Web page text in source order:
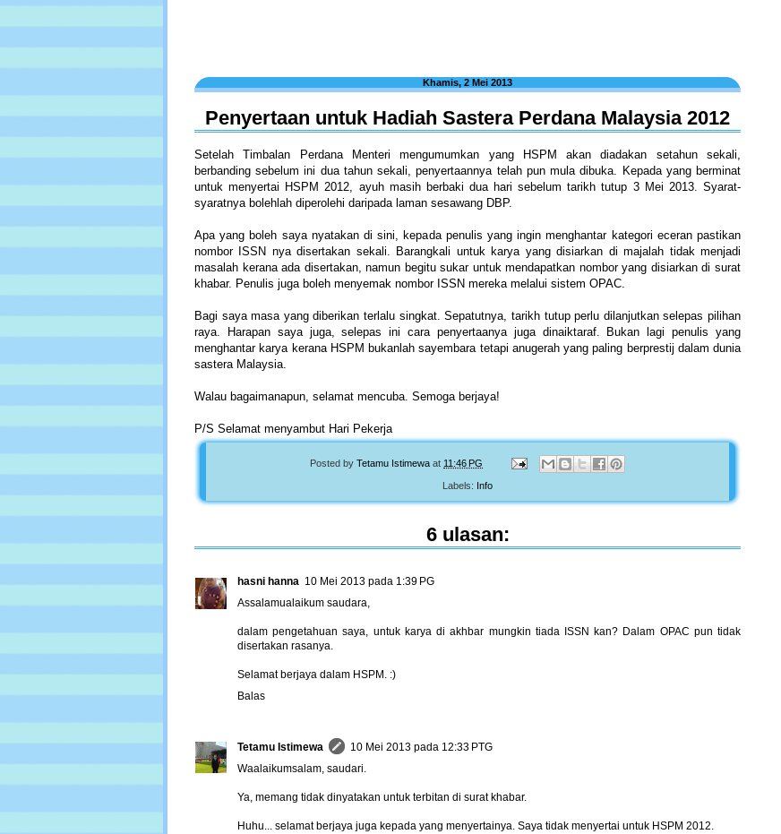
Khamis, 2 Mei 2013
Penyertaan untuk Hadiah Sastera Perdana Malaysia 2012
Setelah Timbalan Perdana Menteri mengumumkan yang HSPM akan diadakan setahun sekali,
berbanding sebelum ini dua tahun sekali, penyertaannya telah pun mula dibuka. Kepada yang berminat
untuk menyertai HSPM 2012, ayuh masih berbaki dua hari sebelum tarikh tutup 3 Mei 2013. Syarat-
syaratnya bolehlah diperolehi daripada laman sesawang DBP.
Apa yang boleh saya nyatakan di sini, kepada penulis yang ingin menghantar kategori eceran pastikan
nombor ISSN nya disertakan sekali. Barangkali untuk karya yang disiarkan di majalah tidak menjadi
masalah kerana ada disertakan, namun begitu sukar untuk mendapatkan nombor yang disiarkan di surat
khabar. Penulis juga boleh menyemak nombor ISSN mereka melalui sistem OPAC.
Bagi saya masa yang diberikan terlalu singkat. Sepatutnya, tarikh tutup perlu dilanjutkan selepas pilihan
raya. Harapan saya juga, selepas ini cara penyertaanya juga dinaiktaraf. Bukan lagi penulis yang
menghantar karya kerana HSPM bukanlah sayembara tetapi anugerah yang paling berprestij dalam dunia
sastera Malaysia.
Walau bagaimanapun, selamat mencuba. Semoga berjaya!
P/S Selamat menyambut Hari Pekerja
Posted byTetamu Istimewa at 11:46 PG
Labels: Info
6 ulasan:
hasni hanna 10 Mei 2013 pada 1:39 PG
Assalamualaikum saudara,
dalam pengetahuan saya, untuk karya di akhbar mungkin tiada ISSN kan? Dalam OPAC pun tidak
disertakan rasanya.
Selamat berjaya dalam HSPM. :)
Balas
Tetamu Istimewa
10 Mei 2013 pada 12:33 PTG
Waalaikumsalam, saudari.
Ya, memang tidak dinyatakan untuk terbitan di surat khabar.
Huhu... selamat berjaya juga kepada yang menyertainya. Saya tidak menyertai untuk HSPM 2012.